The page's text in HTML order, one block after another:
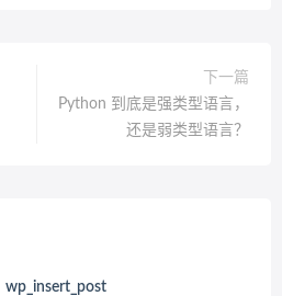
下一篇
Python 到底是强类型语言，
还是弱类型语言？